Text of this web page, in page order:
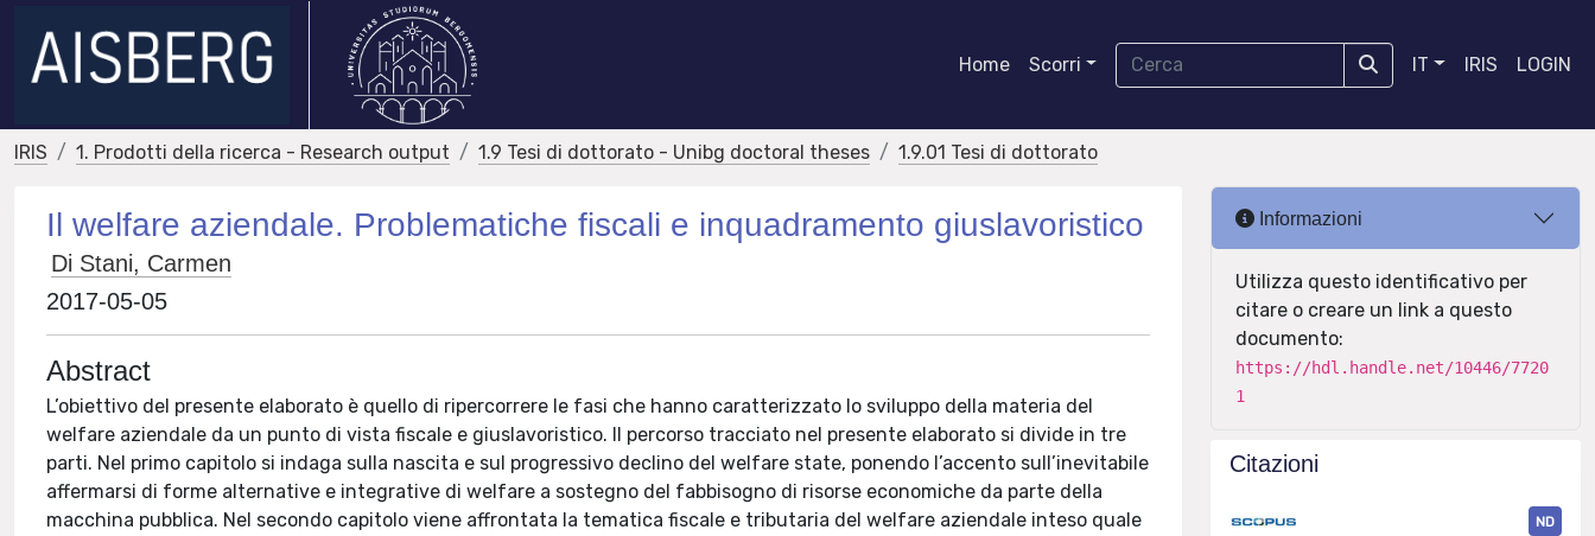
Home Scorri IT IRIS LOGIN
IRIS 1. Prodotti della ricerca - Research output 1.9 Tesi di dottorato - Unibg doctoral theses 1.9.01 Tesi di dottorato
Il welfare aziendale. Problematiche fiscali e inquadramento giuslavoristico
Di Stani, Carmen
2017-05-05
Abstract
L’obiettivo del presente elaborato è quello di ripercorrere le fasi che hanno caratterizzato lo sviluppo della materia del
welfare aziendale da un punto di vista fiscale e giuslavoristico. Il percorso tracciato nel presente elaborato si divide in tre
parti. Nel primo capitolo si indaga sulla nascita e sul progressivo declino del welfare state, ponendo l’accento sull’inevitabile
affermarsi di forme alternative e integrative di welfare a sostegno del fabbisogno di risorse economiche da parte della
macchina pubblica. Nel secondo capitolo viene affrontata la tematica fiscale e tributaria del welfare aziendale inteso quale
Informazioni
Utilizza questo identificativo per
citare o creare un link a questo
documento:
https://hdl.handle.net/10446/7720
1
Citazioni
ND